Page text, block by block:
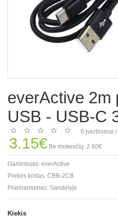
everActive 2m
USB - USB-C
0 įvertinimai /
3.15€ Be mokesčių: 2.60€
Gamintojas: everActive
Prekės kodas: CBB-2CB
Prieinamumas: Sandėlyje
Kiekis